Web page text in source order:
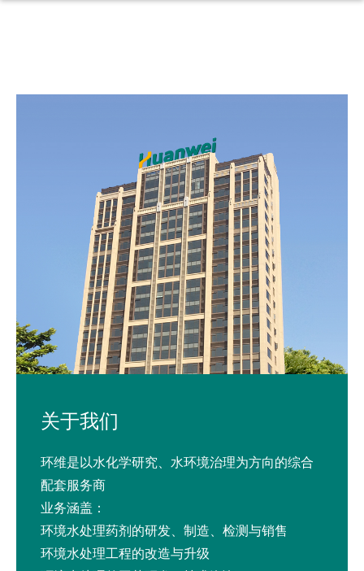
关于我们
环维是以水化学研究、水环境治理为方向的综合
配套服务商
业务涵盖：
环境水处理药剂的研发、制造、检测与销售
环境水处理工程的改造与升级